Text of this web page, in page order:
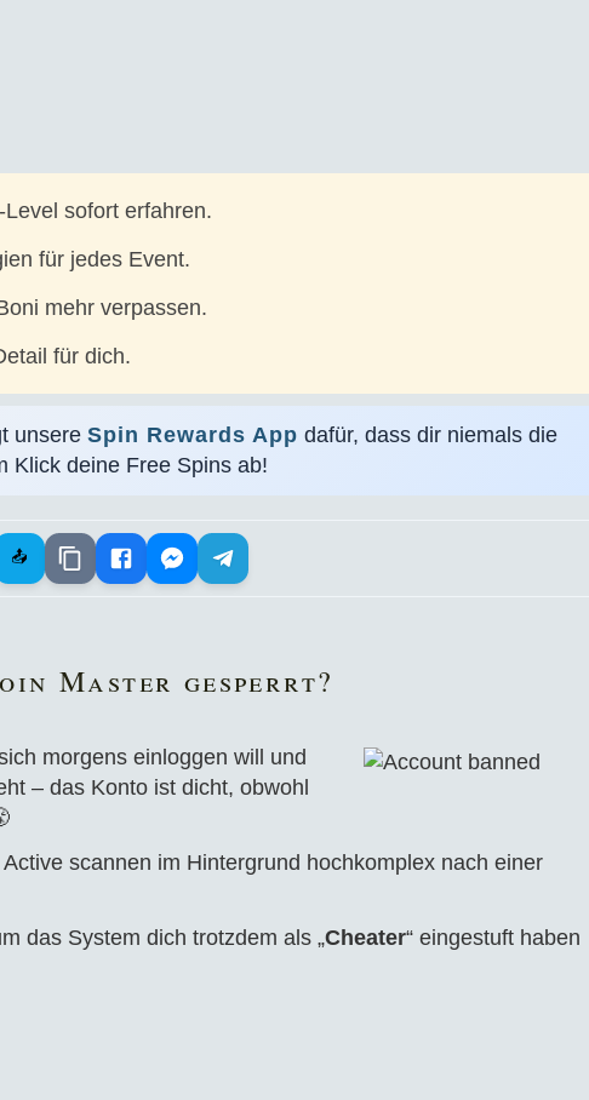
sofort erfahren.
für jedes Event.
mehr verpassen.
für dich.
unsere Spin Rewards App dafür, dass dir niemals die
Klick deine Free Spins ab!
📤
Master gesperrt?
morgens einloggen will und
– das Konto ist dicht, obwohl
scannen im Hintergrund hochkomplex nach einer
das System dich trotzdem als „Cheater“ eingestuft haben